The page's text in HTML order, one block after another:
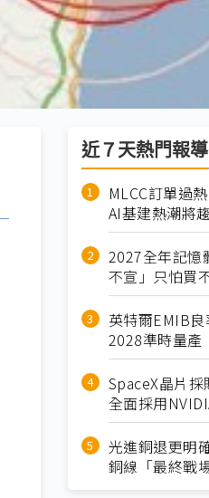
近７天熱門報導
MLCC訂單過
AI基建熱潮將
2027全年記
不宣」只怕買
英特爾EMIB
2028準時量產
SpaceX晶片
全面採用
光進銅退更明
銅線「最終戰場